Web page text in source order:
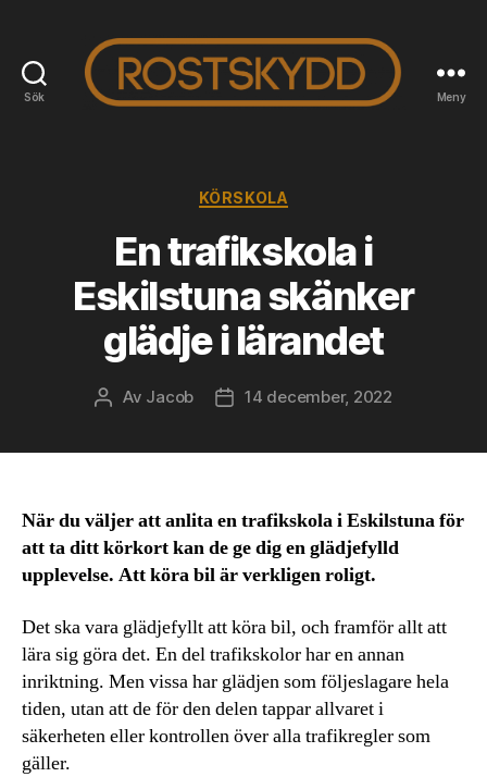
Sök Meny
Kategorier
KÖRSKOLA
En trafikskola i
Eskilstuna skänker
glädje i lärandet
Inläggsförfattare
Av Jacob Inläggsdatum
14 december, 2022
När du väljer att anlita en trafikskola i Eskilstuna för
att ta ditt körkort kan de ge dig en glädjefylld
upplevelse. Att köra bil är verkligen roligt.
Det ska vara glädjefyllt att köra bil, och framför allt att
lära sig göra det. En del trafikskolor har en annan
inriktning. Men vissa har glädjen som följeslagare hela
tiden, utan att de för den delen tappar allvaret i
säkerheten eller kontrollen över alla trafikregler som
gäller.